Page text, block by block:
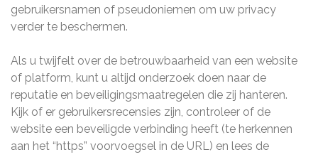
gebruikersnamen of pseudoniemen om uw privacy
verder te beschermen.
Als u twijfelt over de betrouwbaarheid van een website
of platform, kunt u altijd onderzoek doen naar de
reputatie en beveiligingsmaatregelen die zij hanteren.
Kijk of er gebruikersrecensies zijn, controleer of de
website een beveiligde verbinding heeft (te herkennen
aan het “https” voorvoegsel in de URL) en lees de